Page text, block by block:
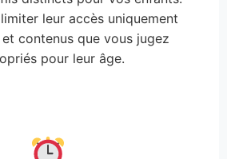
leur accès uniquement
contenus que vous jugez
pour leur âge.